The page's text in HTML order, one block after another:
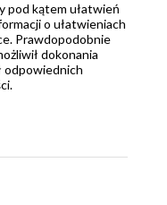
pod kątem ułatwień
o ułatwieniach
Prawdopodobnie
dokonania
odpowiednich